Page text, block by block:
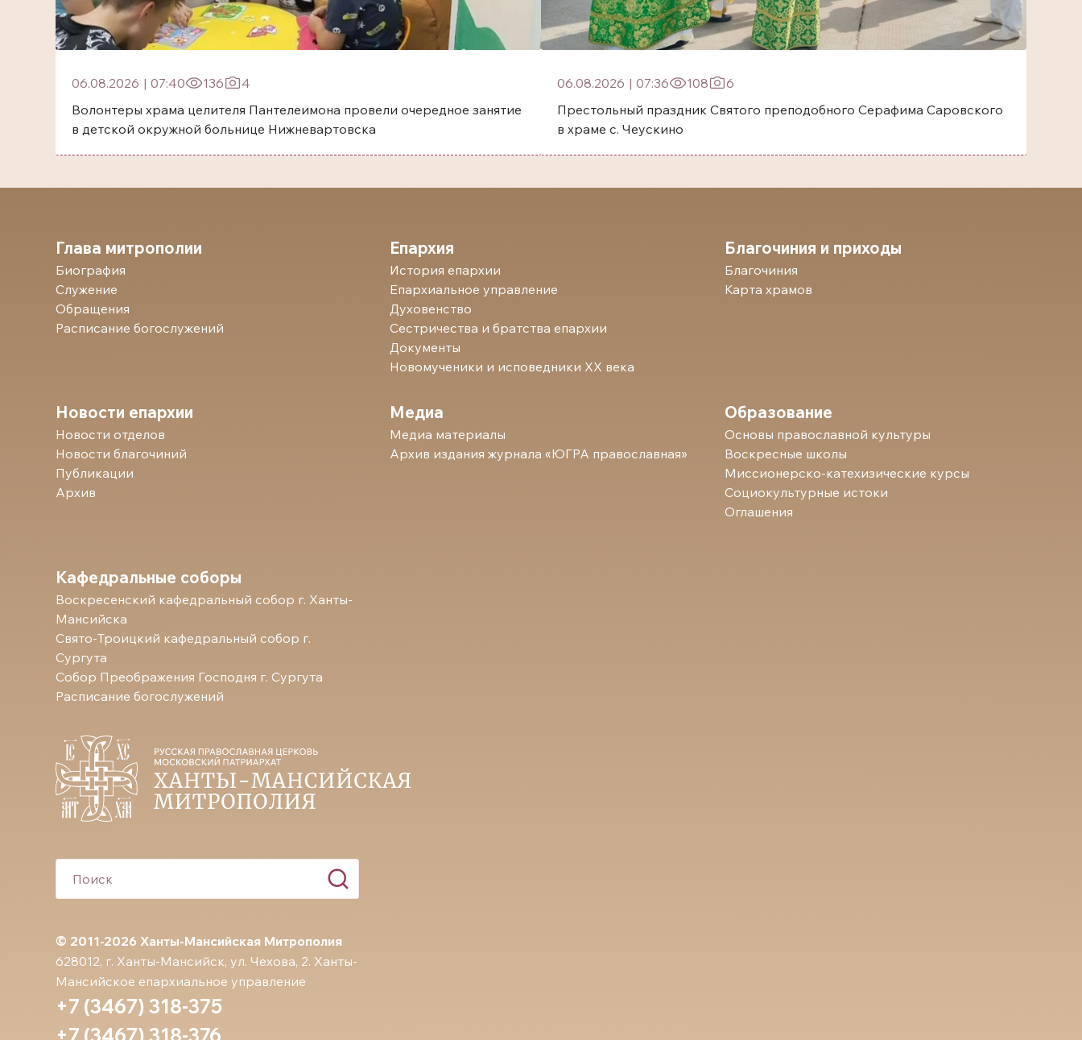
06.08.2026 | 07:40 136
4
Волонтеры храма целителя Пантелеимона провели очередное занятие
в детской окружной больнице Нижневартовска
06.08.2026 | 07:36 108
6
Престольный праздник Святого преподобного Серафима Саровского
в храме с. Чеускино
© 2011-2026 Ханты-Мансийская Митрополия
628012, г. Ханты-Мансийск, ул. Чехова, 2. Ханты-
Мансийское епархиальное управление
+7 (3467) 318-375
+7 (3467) 318-376
Глава митрополии
Биография
Служение
Обращения
Расписание богослужений
Епархия
История епархии
Епархиальное управление
Духовенство
Сестричества и братства епархии
Документы
Новомученики и исповедники ХХ века
Благочиния и приходы
Благочиния
Карта храмов
Новости епархии
Новости отделов
Новости благочиний
Публикации
Архив
Медиа
Медиа материалы
Архив издания журнала «ЮГРА православная»
Образование
Основы православной культуры
Воскресные школы
Миссионерско-катехизические курсы
Социокультурные истоки
Оглашения
Кафедральные соборы
Воскресенский кафедральный собор г. Ханты-
Мансийска
Свято-Троицкий кафедральный собор г.
Сургута
Собор Преображения Господня г. Сургута
Расписание богослужений